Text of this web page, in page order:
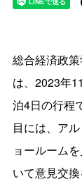
総合経済政
は、 2023年11
泊4日の行程
目には、ア
ョールーム
いて意見交